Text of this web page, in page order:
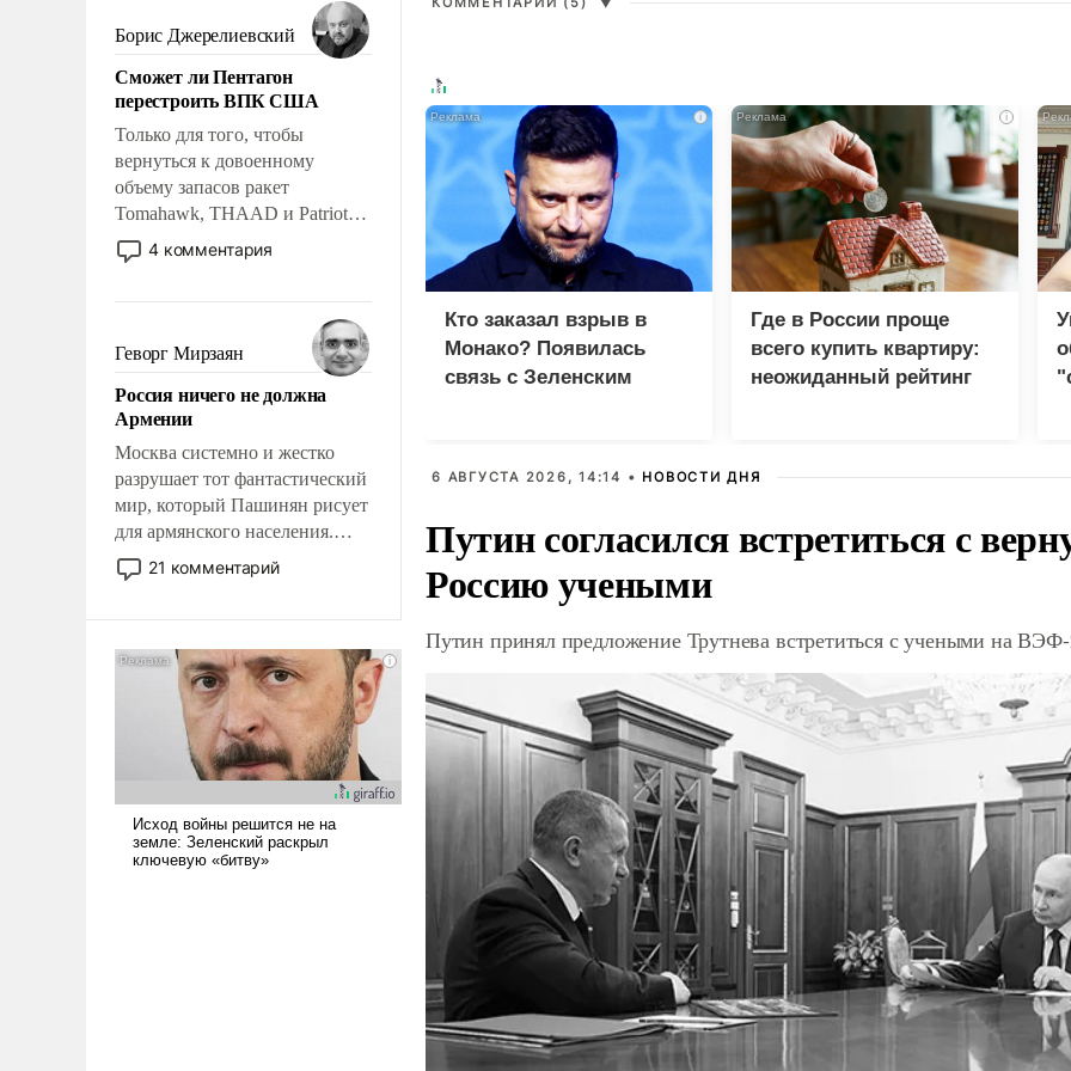
ударами судьбы, брать на себя
ответственность, помогать
слабым, идти вперед и
адаптироваться.
Борис Джерелиевский
Сможет ли Пентагон
перестроить ВПК США
Только для того, чтобы
вернуться к довоенному
объему запасов ракет
Tomahawk, THAAD и Patriot
США потребуется более трех
лет. Даже небольшая война с
Сложившаяся ситуация
означает многолетний период
уязвимости США, например,
перед Китаем.
4 комментария
Геворг Мирзаян
Россия ничего не должна
Армении
Москва системно и жестко
разрушает тот фантастический
мир, который Пашинян рисует
для армянского населения.
Мир, где политические
прожекты будут безусловно
налогоплательщиков и где
Еревану за свои поступки не
нужно отвечать.
21 комментарий
i
Кто заказал взрыв в
Монако? Появилась
связь с Зеленским
i
Где в России проще
всего купить квартиру:
неожиданный рейтинг
6 АВГУСТА 2026, 14:14 • НОВОСТИ ДНЯ
Путин согласился встретиться с
Россию учеными
Путин принял предложение Трутнева встретиться с учеными на